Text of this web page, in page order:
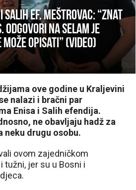
Salih ef. Meštrovac: “Znat
odgovori na selam je
opisati” (VIDEO)
ove godine u Kraljevini
nalazi i bračni par
Enisa i Salih efendija.
ne obavljaju hadž za
neku drugu osobu.
ovom zajedničkom
tužni, jer su u Bosni i